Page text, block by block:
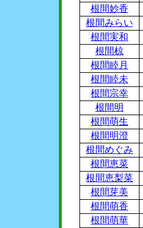
根間妙香
根間みらい
根間実和
根間椋
根間睦月
根間睦未
根間宗幸
根間明
根間萌生
根間明澄
根間めぐみ
根間恵菜
根間恵梨菜
根間芽美
根間萌香
根間萌華